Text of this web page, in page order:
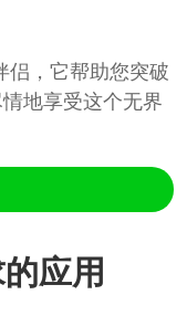
侣，它帮助您突破
地享受这个无界
应用